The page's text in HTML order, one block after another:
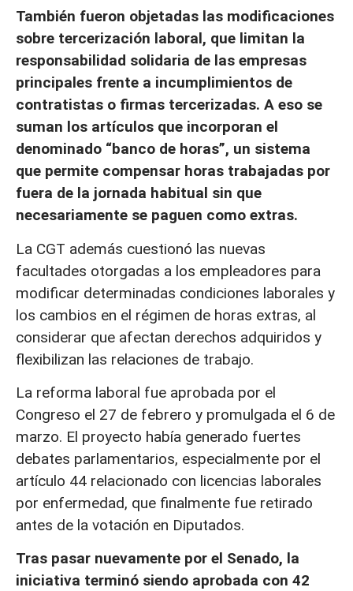
También fueron objetadas las modificaciones
sobre tercerización laboral, que limitan la
responsabilidad solidaria de las empresas
principales frente a incumplimientos de
contratistas o firmas tercerizadas. A eso se
suman los artículos que incorporan el
denominado “banco de horas”, un sistema
que permite compensar horas trabajadas por
fuera de la jornada habitual sin que
necesariamente se paguen como extras.
La CGT además cuestionó las nuevas
facultades otorgadas a los empleadores para
modificar determinadas condiciones laborales y
los cambios en el régimen de horas extras, al
considerar que afectan derechos adquiridos y
flexibilizan las relaciones de trabajo.
La reforma laboral fue aprobada por el
Congreso el 27 de febrero y promulgada el 6 de
marzo. El proyecto había generado fuertes
debates parlamentarios, especialmente por el
artículo 44 relacionado con licencias laborales
por enfermedad, que finalmente fue retirado
antes de la votación en Diputados.
Tras pasar nuevamente por el Senado, la
iniciativa terminó siendo aprobada con 42